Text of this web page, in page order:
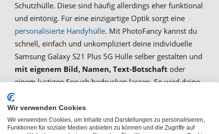
Schutzhülle. Diese sind häufig allerdings eher funktional
und eintönig. Für eine einzigartige Optik sorgt eine
personalisierte Handyhülle. Mit PhotoFancy kannst du
schnell, einfach und unkompliziert deine individuelle
Samsung Galaxy S21 Plus 5G Hülle selber gestalten und
mit eigenem Bild, Namen, Text-Botschaft oder
einem lustigen Spruch bedrucken lassen. So wird deine
auch deine Persönlichkeit und Individualität.
Wir verwenden Cookies
Wir verwenden Cookies, um Inhalte und Darstellungen zu personalisieren,
Funktionen für soziale Medien anbieten zu können und die Zugriffe auf